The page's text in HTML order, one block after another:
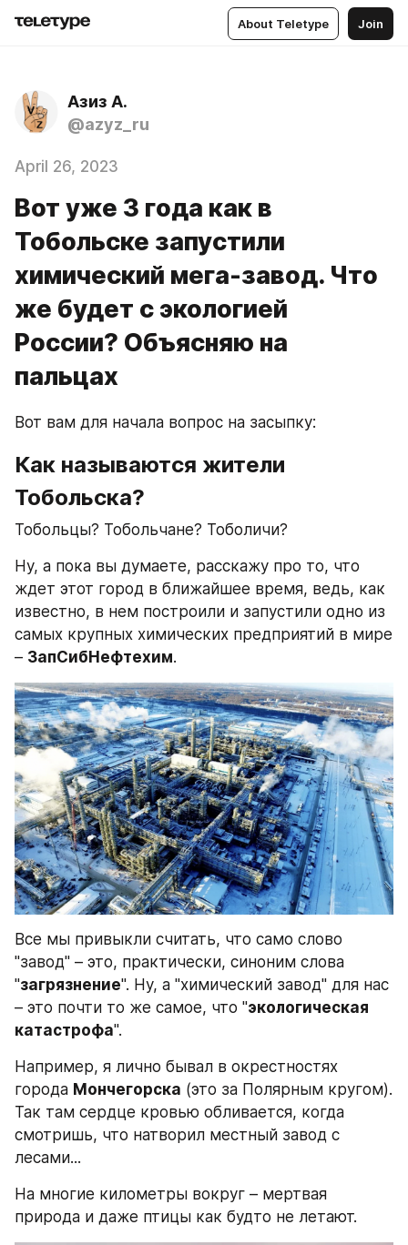
About Teletype Join
Азиз А.
@azyz_ru
April 26, 2023
Вот уже 3 года как в
Тобольске запустили
химический мега-завод. Что
же будет с экологией
России? Объясняю на
пальцах
Вот вам для начала вопрос на засыпку:
Как называются жители
Тобольска?
Тобольцы? Тобольчане? Тоболичи?
Ну, а пока вы думаете, расскажу про то, что
ждет этот город в ближайшее время, ведь, как
известно, в нем построили и запустили одно из
самых крупных химических предприятий в мире
– ЗапСибНефтехим.
Все мы привыкли считать, что само слово
"завод" – это, практически, синоним слова
"загрязнение". Ну, а "химический завод" для нас
– это почти то же самое, что "экологическая
катастрофа".
Например, я лично бывал в окрестностях
города Мончегорска (это за Полярным кругом).
Так там сердце кровью обливается, когда
смотришь, что натворил местный завод с
лесами...
На многие километры вокруг – мертвая
природа и даже птицы как будто не летают.